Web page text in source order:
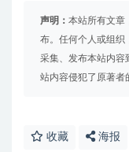
声明： 本站所有文章
布。任何个人或组织
采集、发布本站内容
站内容侵犯了原著者
收藏 海报